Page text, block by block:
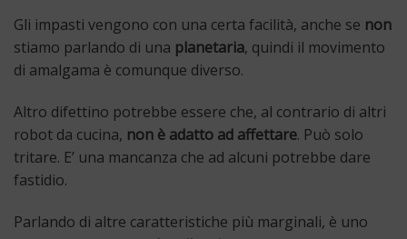
Gli impasti vengono con una certa facilità, anche se non
stiamo parlando di una planetaria, quindi il movimento
di amalgama è comunque diverso.
Altro difettino potrebbe essere che, al contrario di altri
robot da cucina, non è adatto ad affettare. Può solo
tritare. E’ una mancanza che ad alcuni potrebbe dare
fastidio.
Parlando di altre caratteristiche più marginali, è uno